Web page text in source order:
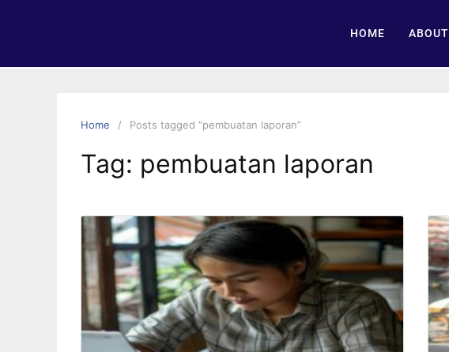
HOME ABOUT
Home Posts tagged “pembuatan laporan”
Tag: pembuatan laporan